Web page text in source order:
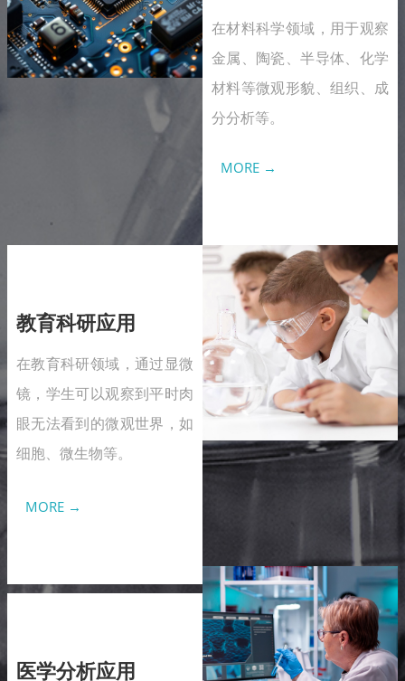
教育科研应用
在教育科研领域，通过显微
镜，学生可以观察到平时肉
眼无法看到的微观世界，如
细胞、微生物等。
MORE →
医学分析应用
在材料科学领域，用于观察
金属、陶瓷、半导体、化学
材料等微观形貌、组织、成
分分析等。
MORE →